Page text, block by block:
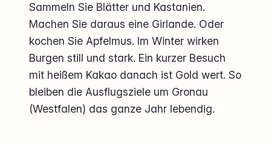
Sammeln Sie Blätter und Kastanien.
Machen Sie daraus eine Girlande. Oder
kochen Sie Apfelmus. Im Winter wirken
Burgen still und stark. Ein kurzer Besuch
mit heißem Kakao danach ist Gold wert. So
bleiben die Ausflugsziele um Gronau
(Westfalen) das ganze Jahr lebendig.